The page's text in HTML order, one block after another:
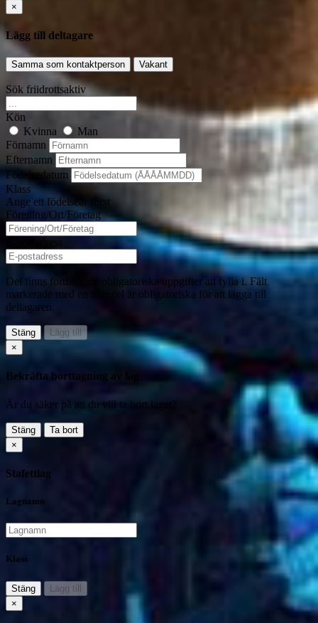
×
Lägg till deltagare
Samma som kontaktperson Vakant
Sök friidrottsaktiv
Kön
Kvinna
Man
Förnamn
Efternamn
Födelsedatum
Klass
Ange ett födelseår först
Förening/Ort/Företag
E-postadress
Det finns fortfarande obligatoriska uppgifter att fylla i. Fält
markerade med en triangel är obligatoriska för att lägga till
deltagaren.
Stäng
Lägg till
×
Bekräfta borttagning av lag
Är du säker på att du vill ta bort laget?
Stäng
Ta bort
×
Stafettlag
Lagnamn
Klass
Stäng
Lägg till
×